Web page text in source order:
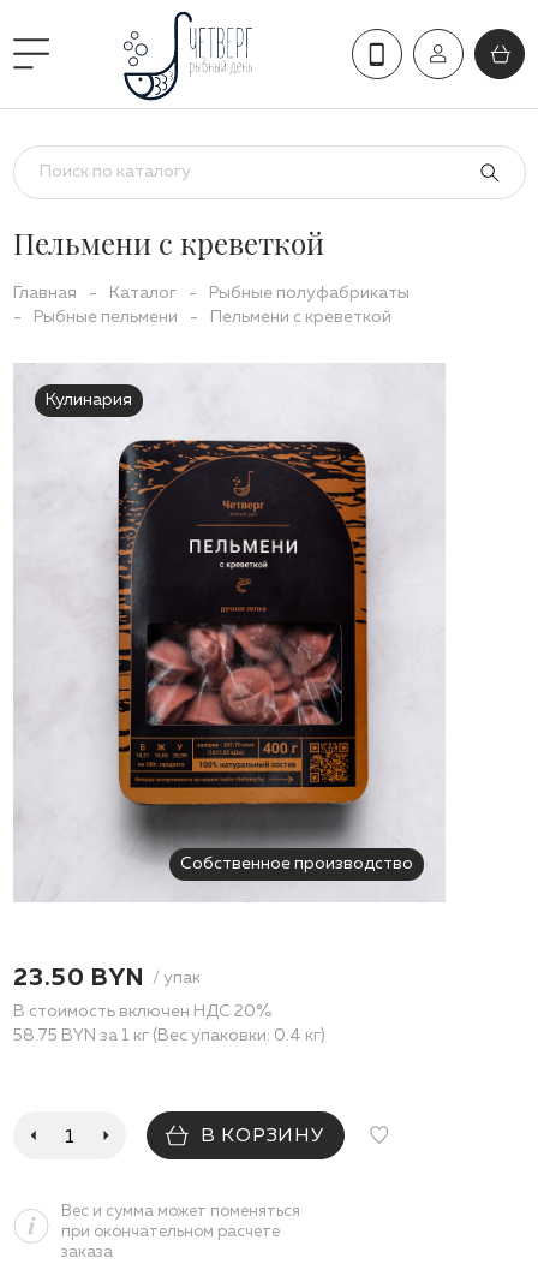
Пельмени с креветкой
Главная - Каталог -
Рыбные полуфабрикаты
-
Рыбные пельмени - Пельмени с креветкой
Кулинария
Собственное производство
23.50 BYN
/ упак
В стоимость включен НДС 20%
58.75 BYN за 1 кг (Вес упаковки: 0.4 кг)
В КОРЗИНУ
Вес и сумма может поменяться
при окончательном расчете
заказа